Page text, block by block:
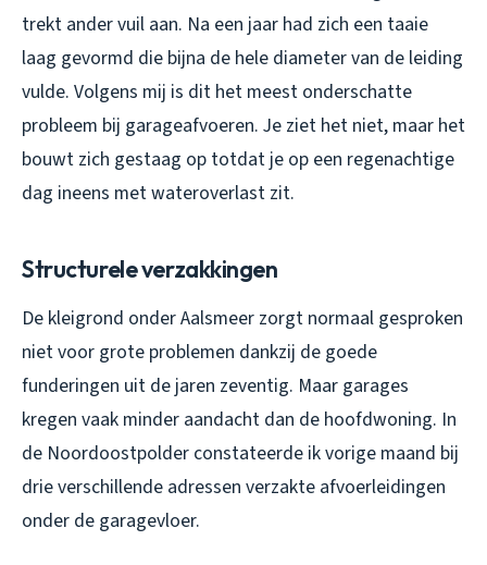
trekt ander vuil aan. Na een jaar had zich een taaie
laag gevormd die bijna de hele diameter van de leiding
vulde. Volgens mij is dit het meest onderschatte
probleem bij garageafvoeren. Je ziet het niet, maar het
bouwt zich gestaag op totdat je op een regenachtige
dag ineens met wateroverlast zit.
Structurele verzakkingen
De kleigrond onder Aalsmeer zorgt normaal gesproken
niet voor grote problemen dankzij de goede
funderingen uit de jaren zeventig. Maar garages
kregen vaak minder aandacht dan de hoofdwoning. In
de Noordoostpolder constateerde ik vorige maand bij
drie verschillende adressen verzakte afvoerleidingen
onder de garagevloer.